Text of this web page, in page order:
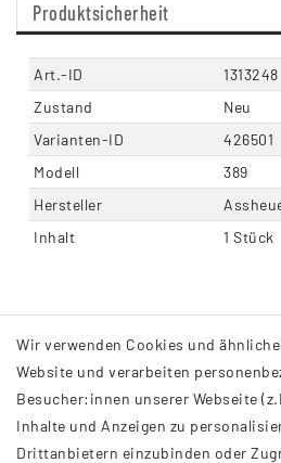
Produktsicherheit
Art.-ID
1313248
Zustand
Neu
Varianten-ID
426501
Modell
389
Hersteller
Inhalt
1 Stück
Wir verwenden Cookies und
Website und verarbeiten
Besucher:innen unserer Webseite
Inhalte und Anzeigen zu
Drittanbietern einzubinden oder